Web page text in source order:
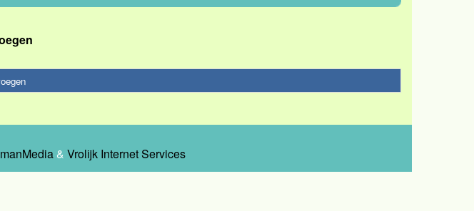
& Vrolijk Internet Services